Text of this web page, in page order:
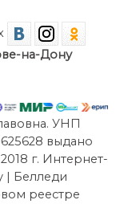
на-Дону
УНП
выдано
г. Интернет-
| Белледи
реестре